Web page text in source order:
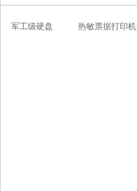
军工级硬盘 热敏票据打印机